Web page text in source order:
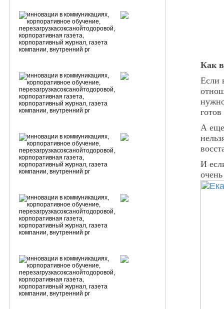
Как
Если
А еще
И